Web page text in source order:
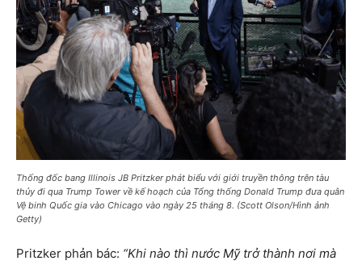
Thống đốc bang Illinois JB Pritzker phát biểu với giới truyền thông trên tàu
thủy đi qua Trump Tower về kế hoạch của Tổng thống Donald Trump đưa quân
Vệ binh Quốc gia vào Chicago vào ngày 25 tháng 8. (Scott Olson/Hình ảnh
Getty)
Pritzker phản bác: “Khi nào thì nước Mỹ trở thành nơi mà